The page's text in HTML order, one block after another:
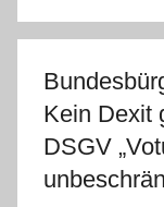
Kein Dexit
DSGV